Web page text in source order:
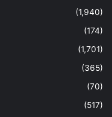
(1,940)
(174)
(1,701)
(365)
(70)
(517)